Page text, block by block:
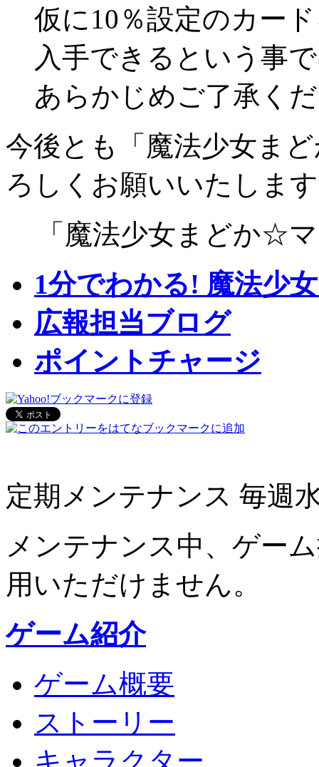
U
海を満喫する杏子
スキル
U
海を満喫するなぎさ
スキル
受け入れるまどか
スキル
U
絶望するさやか
スキル
U
マミの最期
U
祈りを捧げる杏子
スキル
迎え撃つほむら
スキル
U
シャボン玉を吹くなぎさ
スキル
UU
理から解放されたほむら
スキル
おそろいの髪型
スキル
スキル
SS
弓を射るほむら スキル
仮に10％設定のカー
入手できるという事
あらかじめご了承く
今後とも「魔法少女ま
ろしくお願いいたしま
「魔法少女まどか☆
1分でわかる! 魔法少
広報担当ブログ
ポイントチャージ
定期メンテナンス 毎週
メンテナンス中、ゲー
用いただけません。
ゲーム紹介
ゲーム概要
ストーリー
キャラクター